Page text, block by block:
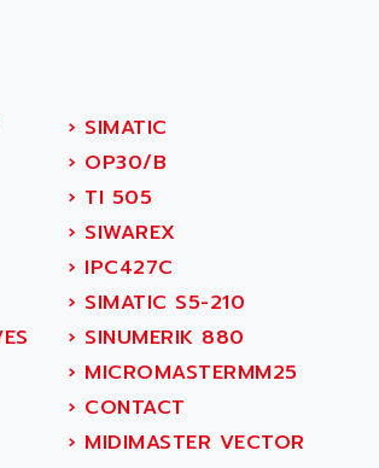
› SIMATIC
› OP30/B
› TI 505
› SIWAREX
› IPC427C
› SIMATIC S5-210
› SINUMERIK 880
› MICROMASTERMM25
› CONTACT
› MIDIMASTER VECTOR